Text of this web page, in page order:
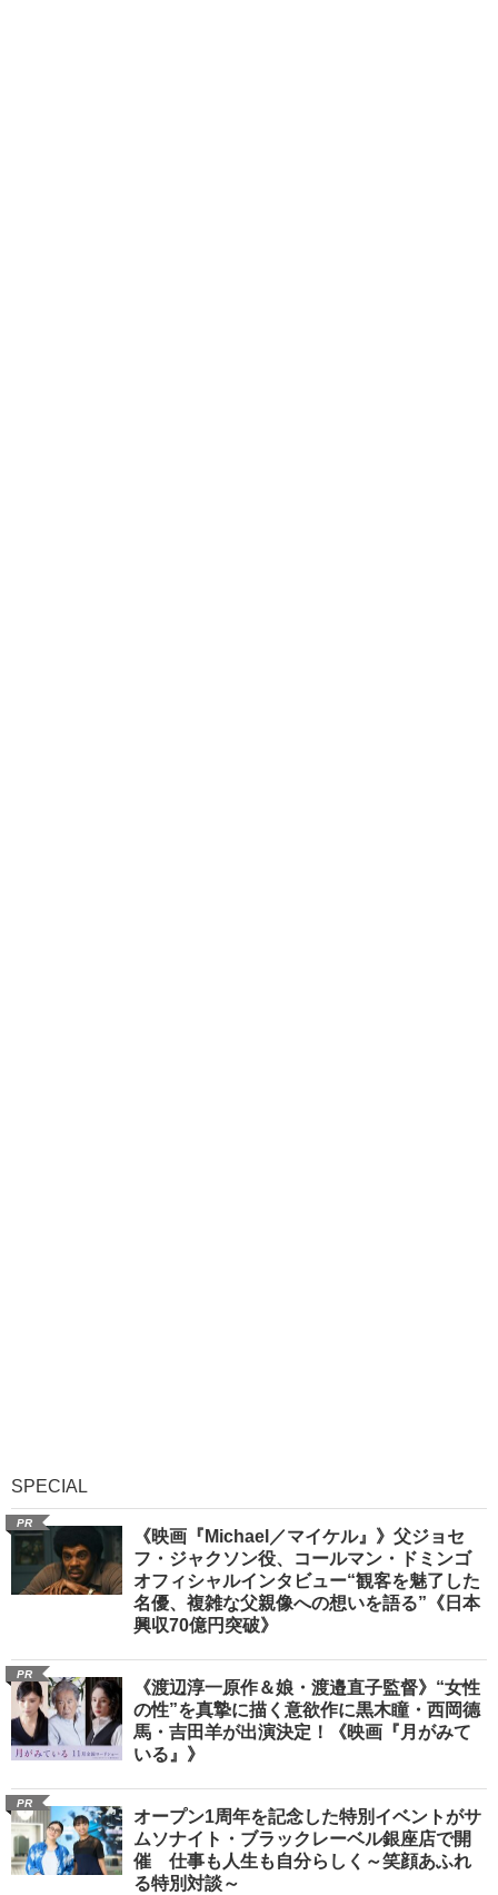
SPECIAL
PR
《映画『Michael／マイケル』》父ジョセ
フ・ジャクソン役、コールマン・ドミンゴ
オフィシャルインタビュー“観客を魅了した
名優、複雑な父親像への想いを語る”《日本
興収70億円突破》
PR
《渡辺淳一原作＆娘・渡邉直子監督》“女性
の性”を真摯に描く意欲作に黒木瞳・西岡德
馬・吉田羊が出演決定！《映画『月がみて
いる』》
PR
オープン1周年を記念した特別イベントがサ
ムソナイト・ブラックレーベル銀座店で開
催 仕事も人生も自分らしく～笑顔あふれ
る特別対談～